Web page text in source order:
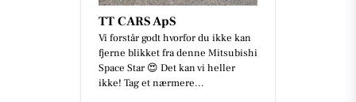
TT CARS ApS
Vi forstår godt hvorfor du ikke kan
fjerne blikket fra denne Mitsubishi
Space Star 😍 Det kan vi heller
ikke! Tag et nærmere...